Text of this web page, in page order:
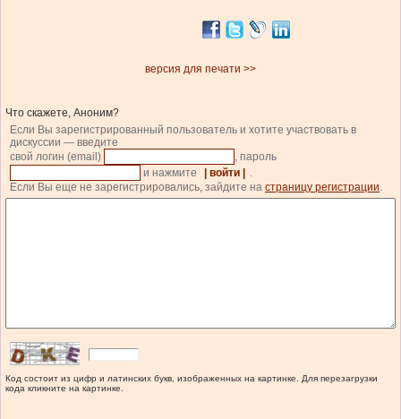
версия для печати >>
Что скажете, Аноним?
Если Вы зарегистрированный пользователь и хотите участвовать в
дискуссии — введите
свой логин (email)
, пароль
и нажмите
| войти |
.
Если Вы еще не зарегистрировались, зайдите на страницу регистрации.
Код состоит из цифр и латинских букв, изображенных на картинке. Для перезагрузки
кода кликните на картинке.